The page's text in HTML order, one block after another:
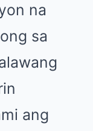
na
sa
ang